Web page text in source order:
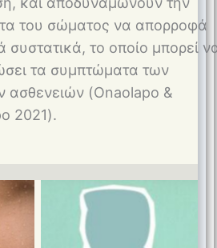
του σώματος να απορροφά
συστατικά, το οποίο μπορεί
τα συμπτώματα των
ασθενειών (Onaolapo &
2021).